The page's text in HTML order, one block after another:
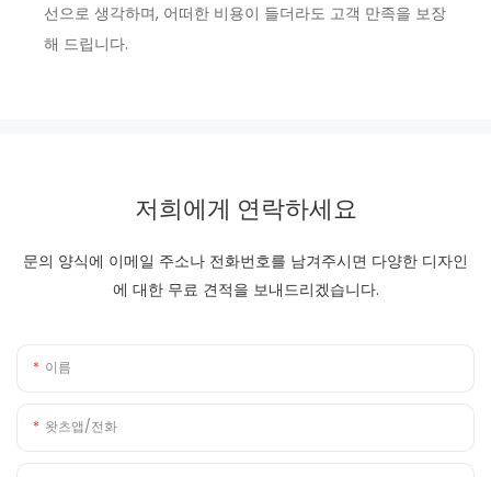
선으로 생각하며, 어떠한 비용이 들더라도 고객 만족을 보장
해 드립니다.
저희에게 연락하세요
문의 양식에 이메일 주소나 전화번호를 남겨주시면 다양한 디자인
에 대한 무료 견적을 보내드리겠습니다.
이름
왓츠앱/전화